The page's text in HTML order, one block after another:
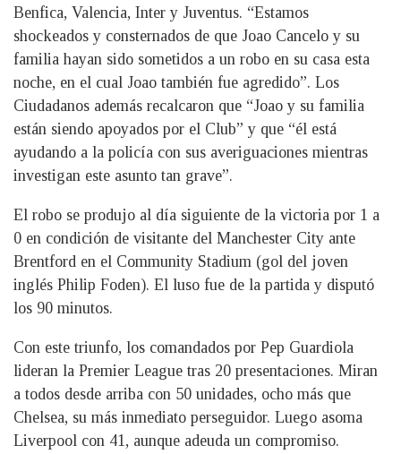
Benfica, Valencia, Inter y Juventus. “Estamos
shockeados y consternados de que Joao Cancelo y su
familia hayan sido sometidos a un robo en su casa esta
noche, en el cual Joao también fue agredido”. Los
Ciudadanos además recalcaron que “Joao y su familia
están siendo apoyados por el Club” y que “él está
ayudando a la policía con sus averiguaciones mientras
investigan este asunto tan grave”.
El robo se produjo al día siguiente de la victoria por 1 a
0 en condición de visitante del Manchester City ante
Brentford en el Community Stadium (gol del joven
inglés Philip Foden). El luso fue de la partida y disputó
los 90 minutos.
Con este triunfo, los comandados por Pep Guardiola
lideran la Premier League tras 20 presentaciones. Miran
a todos desde arriba con 50 unidades, ocho más que
Chelsea, su más inmediato perseguidor. Luego asoma
Liverpool con 41, aunque adeuda un compromiso.